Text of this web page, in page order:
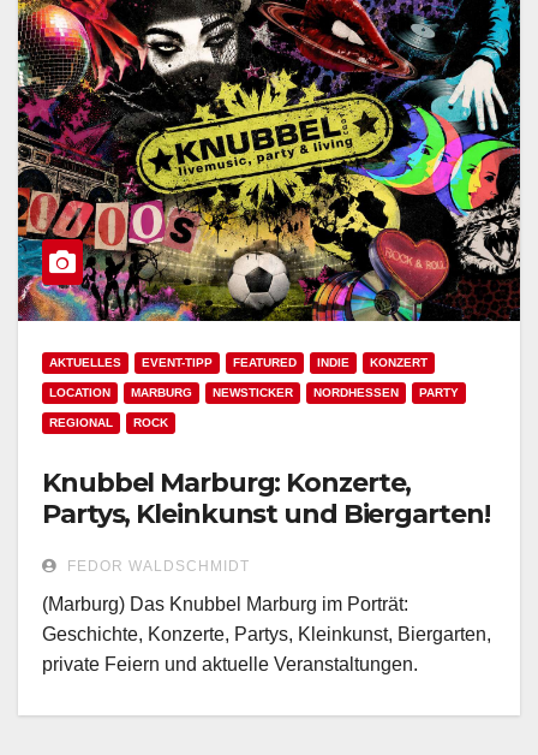
AKTUELLES EVENT-TIPP FEATURED INDIE KONZERT
LOCATION MARBURG NEWSTICKER NORDHESSEN PARTY
REGIONAL ROCK
Knubbel Marburg: Konzerte,
Partys, Kleinkunst und Biergarten!
FEDOR WALDSCHMIDT
(Marburg) Das Knubbel Marburg im Porträt:
Geschichte, Konzerte, Partys, Kleinkunst, Biergarten,
private Feiern und aktuelle Veranstaltungen.